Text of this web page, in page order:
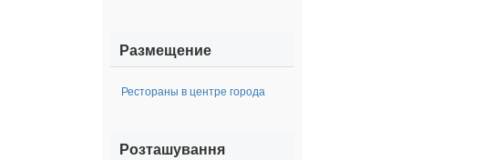
Размещение
Рестораны в центре города
Розташування